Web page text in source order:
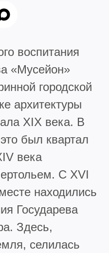
воспитания
«Мусейон»
городской
архитектуры
XIX века. В
был квартал
века
С XVI
находились
Государева
Здесь,
селилась